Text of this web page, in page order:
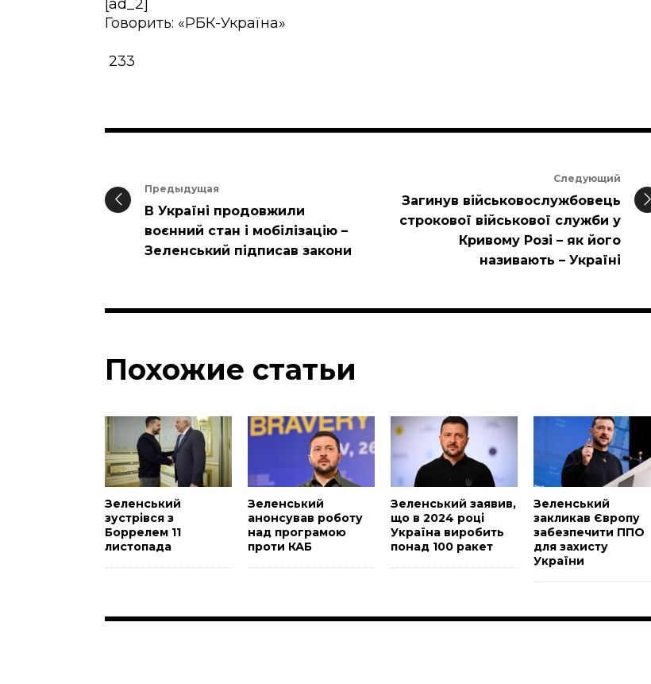
[ad_2]
Говорить: «РБК-Україна»
233
Предыдущая
В Україні продовжили
воєнний стан і мобілізацію –
Зеленський підписав закони
Следующий
Загинув військовослужбовець
строкової військової служби у
Кривому Розі – як його
називають – Україні
Похожие статьи
Зеленський
зустрівся з
Боррелем 11
листопада
Зеленський
анонсував роботу
над програмою
проти КАБ
Зеленський заявив,
що в 2024 році
Україна виробить
понад 100 ракет
Зеленський
закликав Європу
забезпечити ППО
для захисту
України